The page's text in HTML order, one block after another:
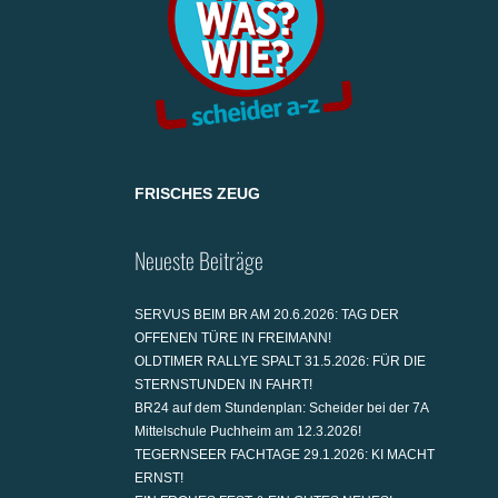
FRISCHES ZEUG
Neueste Beiträge
SERVUS BEIM BR AM 20.6.2026: TAG DER
OFFENEN TÜRE IN FREIMANN!
OLDTIMER RALLYE SPALT 31.5.2026: FÜR DIE
STERNSTUNDEN IN FAHRT!
BR24 auf dem Stundenplan: Scheider bei der 7A
Mittelschule Puchheim am 12.3.2026!
TEGERNSEER FACHTAGE 29.1.2026: KI MACHT
ERNST!